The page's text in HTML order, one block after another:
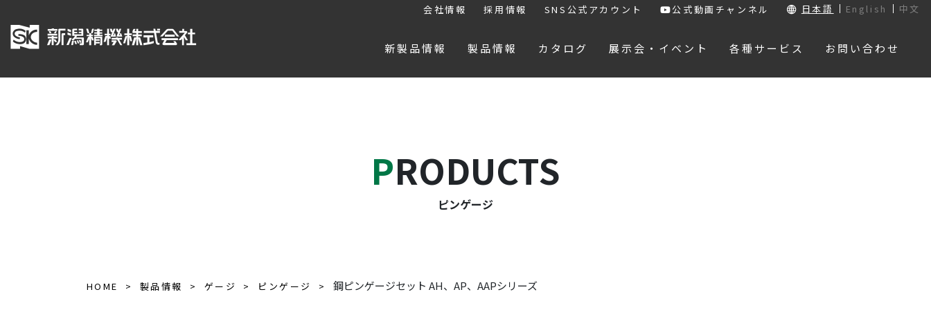
会社情報 採用情報 SNS公式アカウント 公式動画チャンネル 日本語 English 中文
新製品情報 製品情報 カタログ 展示会・イベント 各種サービス お問い合わせ
PRODUCTS
ピンゲージ
HOME 製品情報 ゲージ ピンゲージ 鋼ピンゲージセット AH、AP、AAPシリーズ